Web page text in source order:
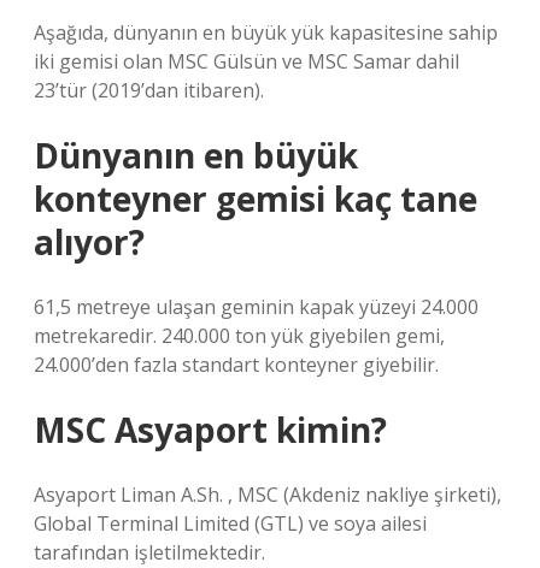
Aşağıda, dünyanın en büyük yük kapasitesine sahip
iki gemisi olan MSC Gülsün ve MSC Samar dahil
23’tür (2019’dan itibaren).
Dünyanın en büyük
konteyner gemisi kaç tane
alıyor?
61,5 metreye ulaşan geminin kapak yüzeyi 24.000
metrekaredir. 240.000 ton yük giyebilen gemi,
24.000’den fazla standart konteyner giyebilir.
MSC Asyaport kimin?
Asyaport Liman A.Sh. , MSC (Akdeniz nakliye şirketi),
Global Terminal Limited (GTL) ve soya ailesi
tarafından işletilmektedir.